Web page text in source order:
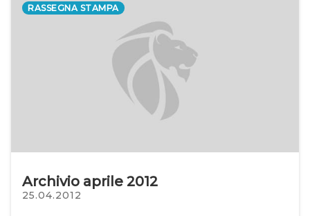
RASSEGNA STAMPA
Archivio aprile 2012
25.04.2012